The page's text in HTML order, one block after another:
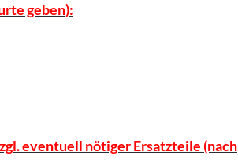
geben):
eventuell nötiger Ersatzteile (nach